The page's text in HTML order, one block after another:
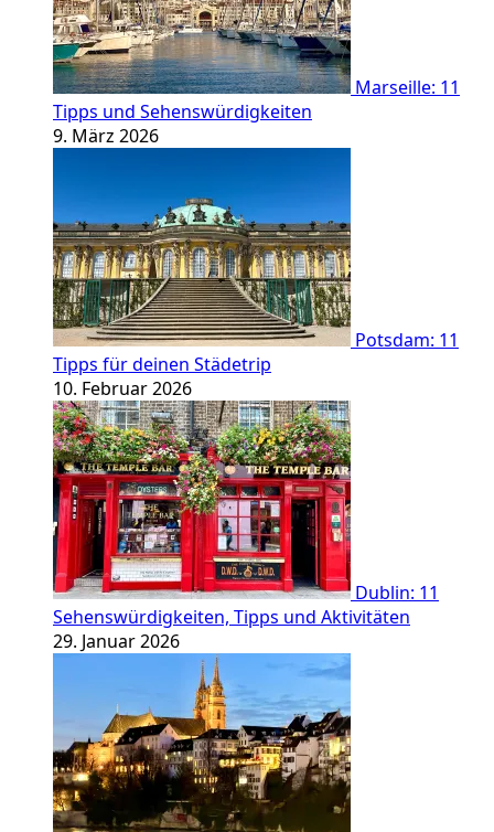
Marseille: 11
Tipps und Sehenswürdigkeiten
9. März 2026
Potsdam: 11
Tipps für deinen Städetrip
10. Februar 2026
Dublin: 11
Sehenswürdigkeiten, Tipps und Aktivitäten
29. Januar 2026